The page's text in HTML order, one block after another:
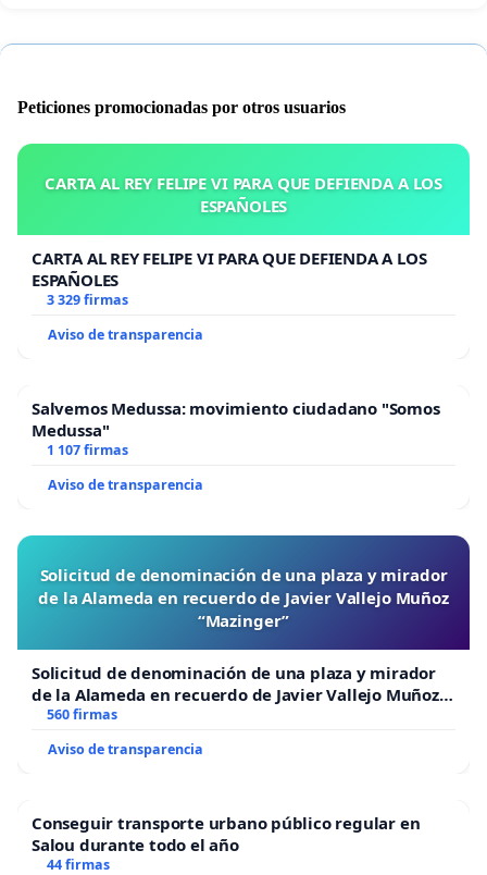
Peticiones promocionadas por otros usuarios
CARTA AL REY FELIPE VI PARA QUE DEFIENDA A LOS
ESPAÑOLES
CARTA AL REY FELIPE VI PARA QUE DEFIENDA A LOS
ESPAÑOLES
3 329 firmas
Aviso de transparencia
Salvemos Medussa: movimiento ciudadano "Somos
Medussa"
1 107 firmas
Aviso de transparencia
Solicitud de denominación de una plaza y mirador
de la Alameda en recuerdo de Javier Vallejo Muñoz
“Mazinger”
Solicitud de denominación de una plaza y mirador
de la Alameda en recuerdo de Javier Vallejo Muñoz
“Mazinger”
560 firmas
Aviso de transparencia
Conseguir transporte urbano público regular en
Salou durante todo el año
44 firmas